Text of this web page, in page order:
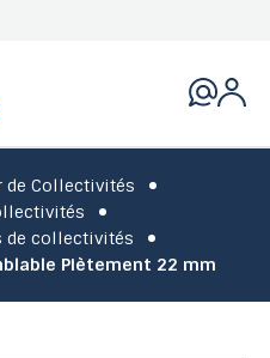
de Collectivités
de collectivités
Piètement 22 mm